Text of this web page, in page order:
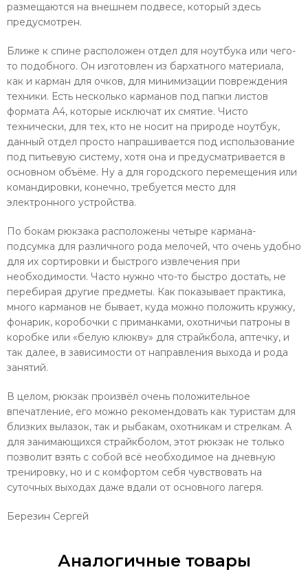
размещаются на внешнем подвесе, который здесь
предусмотрен.
Ближе к спине расположен отдел для ноутбука или чего-
то подобного. Он изготовлен из бархатного материала,
как и карман для очков, для минимизации повреждения
техники. Есть несколько карманов под папки листов
формата А4, которые исключат их смятие. Чисто
технически, для тех, кто не носит на природе ноутбук,
данный отдел просто напрашивается под использование
под питьевую систему, хотя она и предусматривается в
основном объёме. Ну а для городского перемещения или
командировки, конечно, требуется место для
электронного устройства.
По бокам рюкзака расположены четыре кармана-
подсумка для различного рода мелочей, что очень удобно
для их сортировки и быстрого извлечения при
необходимости. Часто нужно что-то быстро достать, не
перебирая другие предметы. Как показывает практика,
много карманов не бывает, куда можно положить кружку,
фонарик, коробочки с приманками, охотничьи патроны в
коробке или «белую клюкву» для страйкбола, аптечку, и
так далее, в зависимости от направления выхода и рода
занятий.
В целом, рюкзак произвёл очень положительное
впечатление, его можно рекомендовать как туристам для
близких вылазок, так и рыбакам, охотникам и стрелкам. А
для занимающихся страйкболом, этот рюкзак не только
позволит взять с собой всё необходимое на дневную
тренировку, но и с комфортом себя чувствовать на
суточных выходах даже вдали от основного лагеря.
Березин Сергей
Аналогичные товары